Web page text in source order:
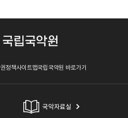
정책사이트맵국립국악원 바로가기
국악자료실